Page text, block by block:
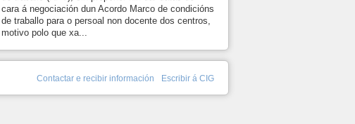
cara á negociación dun Acordo Marco de condicións
de traballo para o persoal non docente dos centros,
motivo polo que xa...
Escribir á CIG
Contactar e recibir información